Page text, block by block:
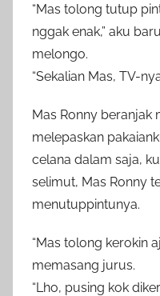
“Mas tolong tutup
nggak enak,” aku
melongo.
“Sekalian Mas, TV-
Mas Ronny beranjak
melepaskan
celana dalam saja,
selimut, Mas Ronny
menutuppintunya.
“Mas tolong kerokin
memasang jurus.
“Lho, pusing kok